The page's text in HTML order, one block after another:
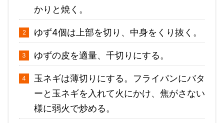
かりと焼く。
ゆず4個は上部を切り、中身をくり抜く。
ゆずの皮を適量、千切りにする。
玉ネギは薄切りにする。フライパンにバタ
ーと玉ネギを入れて火にかけ、焦がさない
様に弱火で炒める。